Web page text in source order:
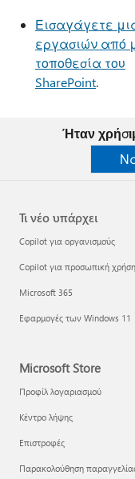
Εισαγάγετε
εργασιών από
τοποθεσία του
SharePoint.
Ήταν
Τι νέο υπάρχει
Copilot για οργανισμούς
Copilot για προσωπική χρήση
Microsoft 365
Εφαρμογές των Windows 11
Microsoft Store
Προφίλ λογαριασμού
Κέντρο λήψης
Επιστροφές
Παρακολούθηση